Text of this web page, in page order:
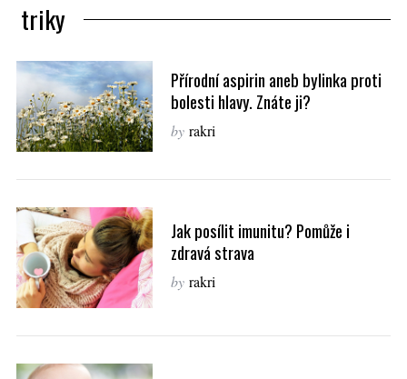
triky
Přírodní aspirin aneb bylinka proti
bolesti hlavy. Znáte ji?
by rakri
Jak posílit imunitu? Pomůže i
zdravá strava
by rakri